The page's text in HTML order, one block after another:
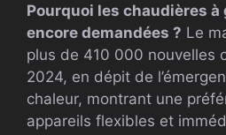
Pourquoi les chaudières
encore demandées ? Le
plus de 410 000 nouvelles
2024, en dépit de
chaleur, montrant une
appareils flexibles et